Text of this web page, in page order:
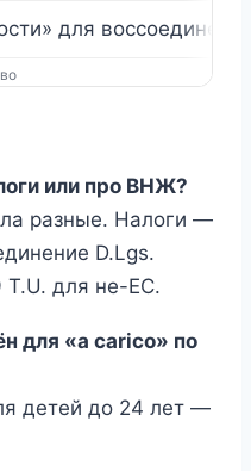
для
или про ВНЖ?
разные. Налоги —
D.Lgs.
для не-ЕС.
для «a carico» по
детей до 24 лет —